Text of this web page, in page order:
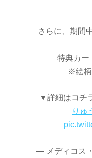
さらに、期間
特典カー
※絵柄
▼詳細はコチ
りゅ
— メディコス